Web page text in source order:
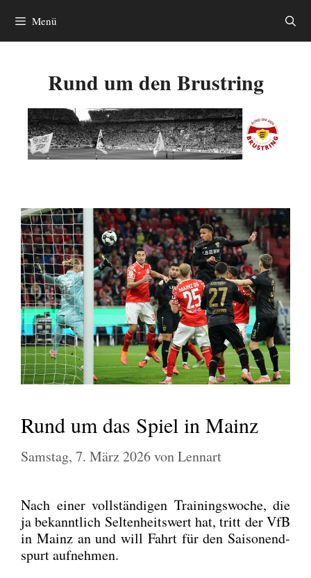
Inhalt
springen
Menü
Rund um den Brustring
Rund um das Spiel in Mainz
Samstag, 7. März 2026vonLennart
Nach einer voll­stän­di­gen Trai­nings­wo­che, die
ja bekannt­lich Sel­ten­heits­wert hat, tritt der VfB
in Mainz an und will Fahrt für den Sai­son­end­
spurt auf­neh­men.